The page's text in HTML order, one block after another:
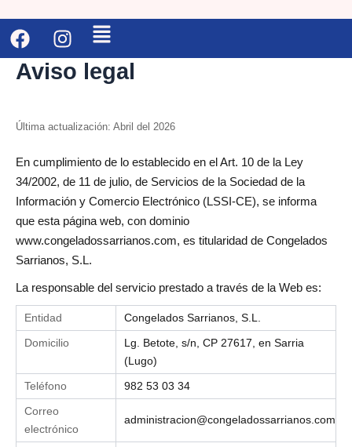
contenido
F
a
c
e
o
k
I
n
s
g
a
m
Main
Menu
Aviso legal
Última actualización: Abril del 2026
En cumplimiento de lo establecido en el Art. 10 de la Ley
34/2002, de 11 de julio, de Servicios de la Sociedad de la
Información y Comercio Electrónico (LSSI-CE), se informa
que esta página web, con dominio
www.congeladossarrianos.com, es titularidad de Congelados
Sarrianos, S.L.
La responsable del servicio prestado a través de la Web es:
Entidad
Congelados Sarrianos, S.L.
Domicilio
Lg. Betote, s/n, CP 27617, en Sarria
(Lugo)
Teléfono
982 53 03 34
Correo
electrónico
administracion@congeladossarrianos.com